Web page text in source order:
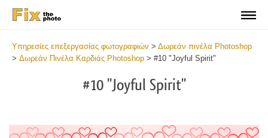
Υπηρεσίες επεξεργασίας φωτογραφιών > Δωρεάν πινέλα Photoshop
> Δωρεάν Πινέλα Καρδιάς Photoshop > #10 "Joyful Spirit"
#10 "Joyful Spirit"